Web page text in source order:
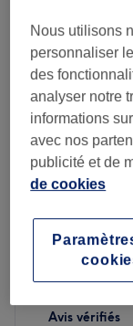
Propreté
Personnel
Filtrer les avis
Soin de
beauté
Évaluation
Avis vérifiés
Nous utilisons
personnaliser
des
analyser notre
informations
avec nos
publicité et de
de cookies